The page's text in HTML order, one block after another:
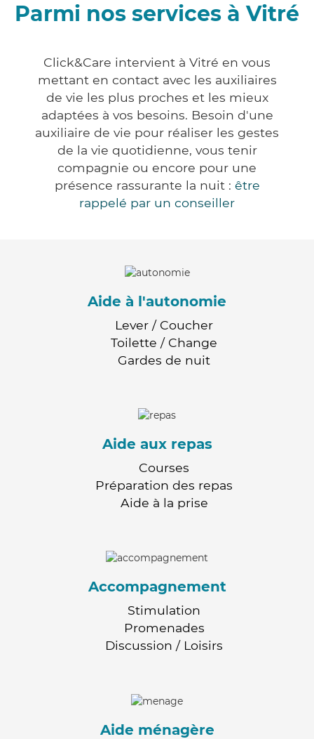
Parmi nos services à Vitré
Click&Care intervient à Vitré en vous
mettant en contact avec les auxiliaires
de vie les plus proches et les mieux
adaptées à vos besoins. Besoin d'une
auxiliaire de vie pour réaliser les gestes
de la vie quotidienne, vous tenir
compagnie ou encore pour une
présence rassurante la nuit : être
rappelé par un conseiller
Aide à l'autonomie
Lever / Coucher
Toilette / Change
Gardes de nuit
Aide aux repas
Courses
Préparation des repas
Aide à la prise
Accompagnement
Stimulation
Promenades
Discussion / Loisirs
Aide ménagère